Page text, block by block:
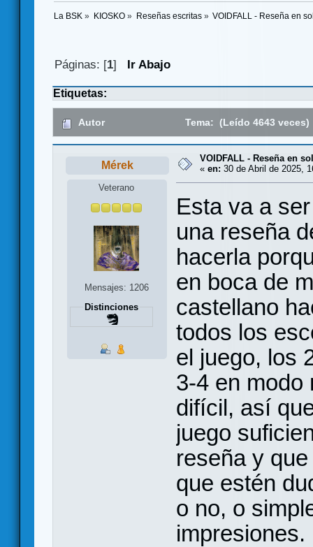
La BSK » KIOSKO» Reseñas escritas» VOIDFALL - Reseña en
Páginas: [1] Ir Abajo
Etiquetas:
Autor Tema: (Leído 4643 veces)
Mérek
Veterano
Mensajes: 1206
Distinciones
VOIDFALL - Reseña en
« en: 30 de Abril de 2025,
Esta va a
una reseña
hacerla
en boca de
castellano
todos los
el juego, los
3-4 en modo
difícil, así
juego
reseña y
que estén
o no, o
impresiones.